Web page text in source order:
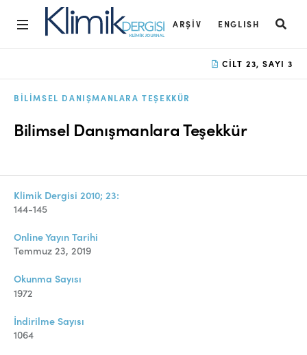
ARŞIV ENGLISH
Arşiv
Yayın Kurulu
Etik İlkeler
Danışmanlık Süreci
Yazarlara Bilgi
Dizinler
CILT 23, SAYI 3
BILIMSEL DANIŞMANLARA TEŞEKKÜR
Bilimsel Danışmanlara Teşekkür
Klimik Dergisi 2010; 23:
144-145
Online Yayın Tarihi
Temmuz 23, 2019
Okunma Sayısı
1972
İndirilme Sayısı
1064